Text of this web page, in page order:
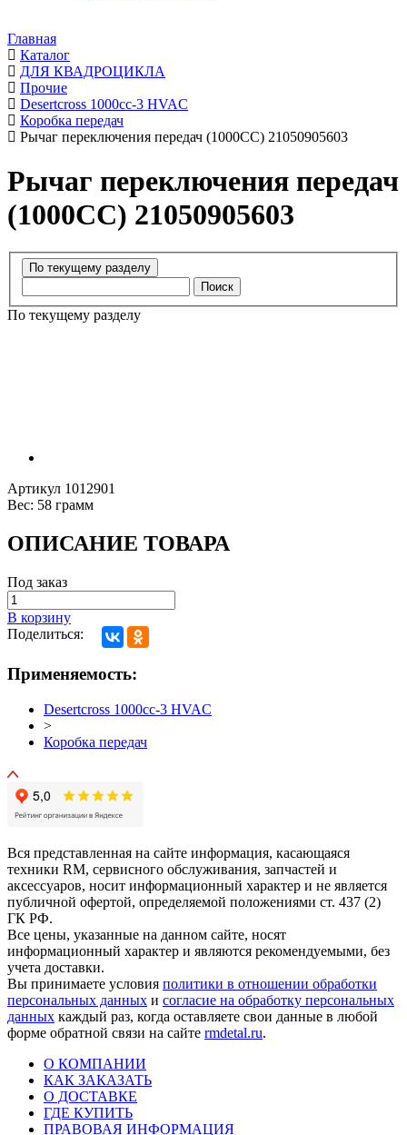
Главная
Каталог
ДЛЯ КВАДРОЦИКЛА
Прочие
Desertcross 1000cc-3 HVAC
Коробка передач
Рычаг переключения передач (1000CC) 21050905603
Рычаг переключения передач
(1000CC) 21050905603
Поиск
По текущему разделу
Артикул 1012901
Вес: 58 грамм
ОПИСАНИЕ ТОВАРА
Под заказ
В корзину
Поделиться:
Применяемость:
Desertcross 1000cc-3 HVAC
>
Коробка передач
Вся представленная на сайте информация, касающаяся
техники RM, сервисного обслуживания, запчастей и
аксессуаров, носит информационный характер и не является
публичной офертой, определяемой положениями ст. 437 (2)
ГК РФ.
Все цены, указанные на данном сайте, носят
информационный характер и являются рекомендуемыми, без
учета доставки.
Вы принимаете условия политики в отношении обработки
персональных данных и согласие на обработку персональных
данных каждый раз, когда оставляете свои данные в любой
форме обратной связи на сайте rmdetal.ru.
О КОМПАНИИ
КАК ЗАКАЗАТЬ
О ДОСТАВКЕ
ГДЕ КУПИТЬ
ПРАВОВАЯ ИНФОРМАЦИЯ